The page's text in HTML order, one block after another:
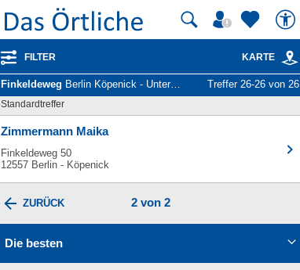
FILTER KARTE
Finkeldeweg Berlin Köpenick - Unternehmen und Personen Treffer 26-26 von 26
Standardtreffer
Zimmermann Maika
Finkeldeweg 50
12557 Berlin - Köpenick
ZURÜCK 2 von 2
Die besten